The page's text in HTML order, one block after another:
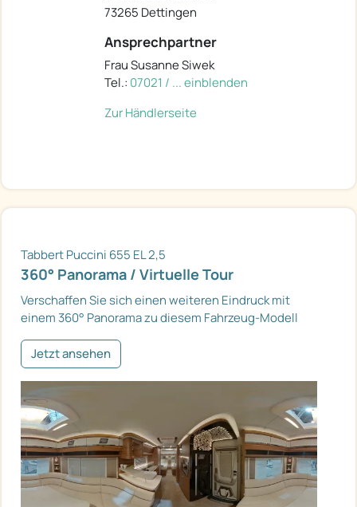
73265 Dettingen
Ansprechpartner
Frau Susanne Siwek
Tel.: 07021 / ... einblenden
Zur Händlerseite
Tabbert Puccini 655 EL 2,5
360° Panorama / Virtuelle Tour
Verschaffen Sie sich einen weiteren Eindruck mit
einem 360° Panorama zu diesem Fahrzeug-Modell
Jetzt ansehen